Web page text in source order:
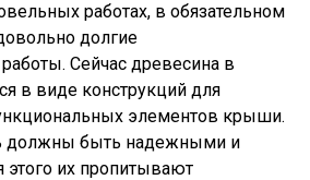
работах, в обязательном
долгие
Сейчас древесина в
в виде конструкций для
элементов крыши.
должны быть надежными и
их пропитывают